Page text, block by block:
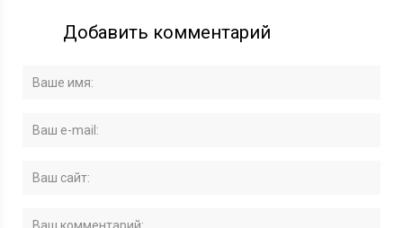
Добавить комментарий